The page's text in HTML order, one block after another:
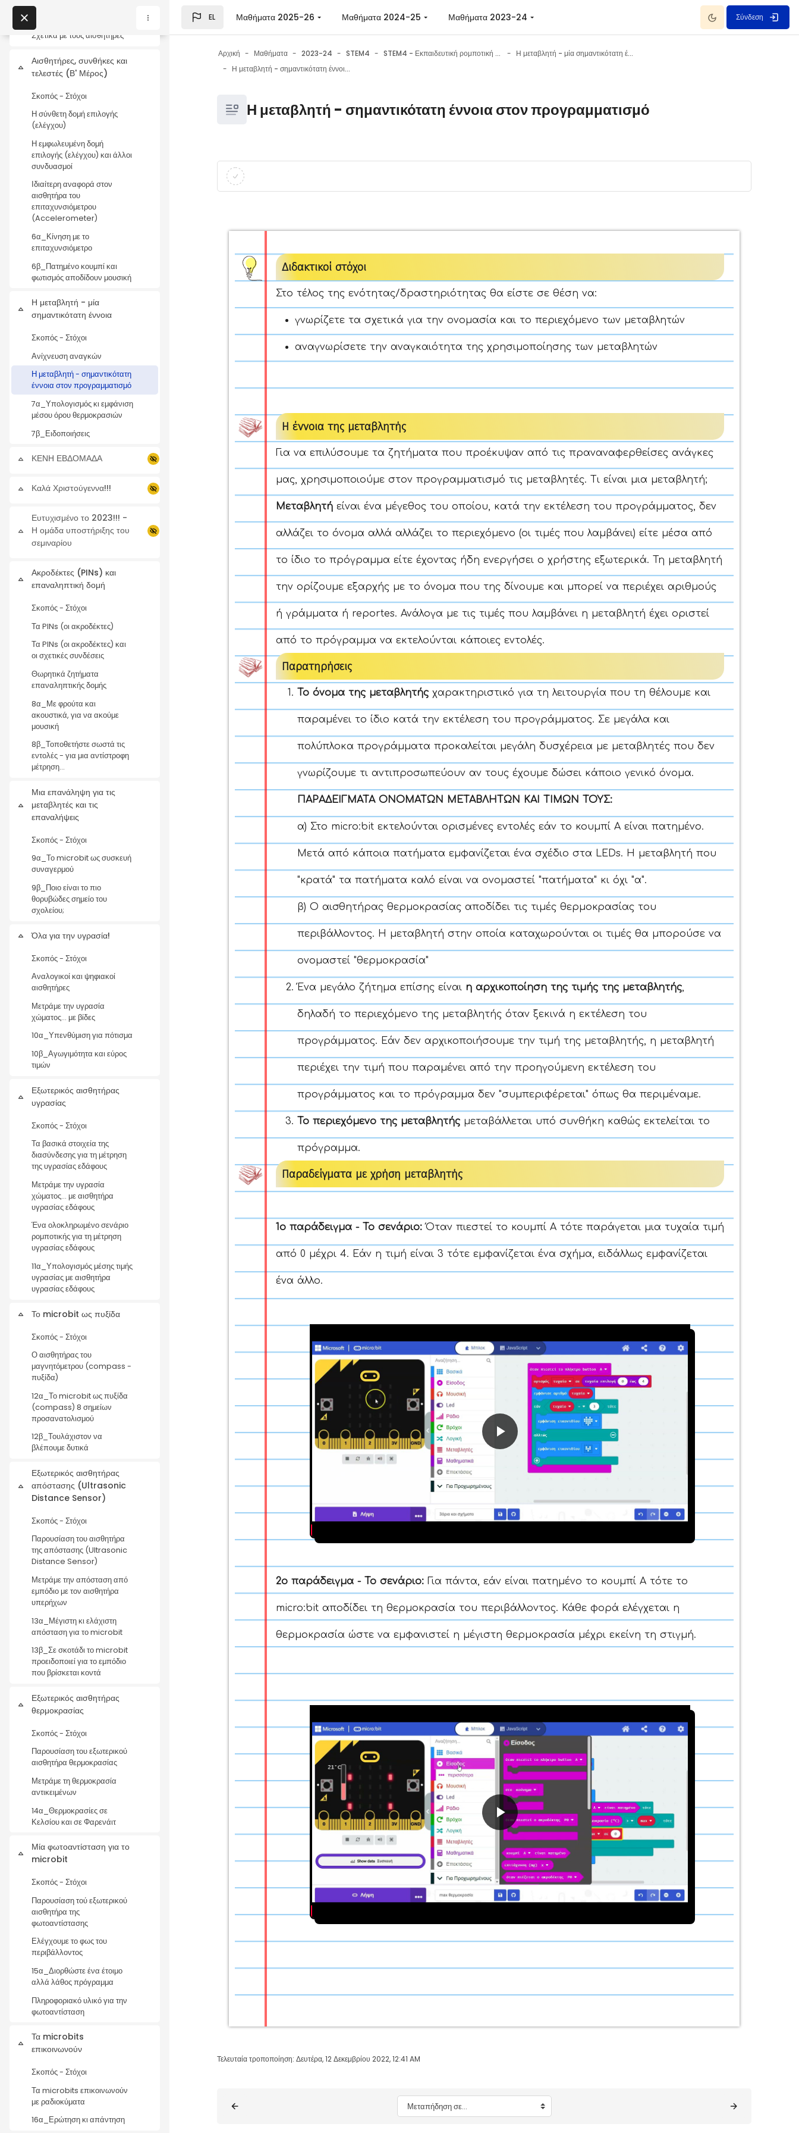
ΜπλοκMy Courses
Μπλοκ
5β_Το μικρόφωνο αποδίδει
Σχετικά με τους αισθητήρες
Σύμπτυξη
Αισθητήρες, συνθήκες και
τελεστές (Β' Μέρος)
Σκοπός - Στόχοι
Η σύνθετη δομή επιλογής
(ελέγχου)
Η εμφωλευμένη δομή
επιλογής (ελέγχου) και άλλοι
συνδυασμοί
Ιδιαίτερη αναφορά στον
αισθητήρα του
επιταχυνσιόμετρου
(Accelerometer)
6α_Κίνηση με το
επιταχυνσιόμετρο
6β_Πατημένο κουμπί και
φωτισμός αποδίδουν μουσική
Σύμπτυξη
Η μεταβλητή - μία
σημαντικότατη έννοια
Σκοπός - Στόχοι
Ανίχνευση αναγκών
Η μεταβλητή - σημαντικότατη
έννοια στον προγραμματισμό
7α_Υπολογισμός κι εμφάνιση
μέσου όρου θερμοκρασιών
7β_Ειδοποιήσεις
Σύμπτυξη
ΚΕΝΗ ΕΒΔΟΜΑΔΑ
Σύμπτυξη
Καλά Χριστούγεννα!!!
Σύμπτυξη
Ευτυχισμένο το 2023!!! -
Η ομάδα υποστήριξης του
σεμιναρίου
Σύμπτυξη
Ακροδέκτες (PINs) και
επαναληπτική δομή
Σκοπός - Στόχοι
Τα PINs (οι ακροδέκτες)
Τα PINs (οι ακροδέκτες) και
οι σχετικές συνδέσεις
Θωρητικά ζητήματα
επαναληπτικής δομής
8α_Με φρούτα και
ακουστικά, για να ακούμε
μουσική
8β_Τοποθετήστε σωστά τις
εντολές - για μια αντίστροφη
μέτρηση...
Σύμπτυξη
Μια επανάληψη για τις
μεταβλητές και τις
επαναλήψεις
Σκοπός - Στόχοι
9α_Το microbit ως συσκευή
συναγερμού
9β_Ποιο είναι το πιο
θορυβώδες σημείο του
σχολείου;
Σύμπτυξη
Όλα για την υγρασία!
Σκοπός - Στόχοι
Αναλογικοί και ψηφιακοί
αισθητήρες
Μετράμε την υγρασία
χώματος... με βίδες
10α_Υπενθύμιση για πότισμα
10β_Αγωγιμότητα και εύρος
τιμών
Σύμπτυξη
Εξωτερικός αισθητήρας
υγρασίας
Σκοπός - Στόχοι
Τα βασικά στοιχεία της
διασύνδεσης για τη μέτρηση
της υγρασίας εδάφους
Μετράμε την υγρασία
χώματος... με αισθητήρα
υγρασίας εδάφους
Ένα ολοκληρωμένο σενάριο
ρομποτικής για τη μέτρηση
υγρασίας εδάφους
11α_Υπολογισμός μέσης τιμής
υγρασίας με αισθητήρα
υγρασίας εδάφους
Σύμπτυξη
Το microbit ως πυξίδα
Σκοπός - Στόχοι
Ο αισθητήρας του
μαγνητόμετρου (compass -
πυξίδα)
12α_Το microbit ως πυξίδα
(compass) 8 σημείων
προσανατολισμού
12β_Τουλάχιστον να
βλέπουμε δυτικά
Σύμπτυξη
Εξωτερικός αισθητήρας
απόστασης (Ultrasonic
Distance Sensor)
Σκοπός - Στόχοι
Παρουσίαση του αισθητήρα
της απόστασης (Ultrasonic
Distance Sensor)
Μετράμε την απόσταση από
εμπόδιο με τον αισθητήρα
υπερήχων
13α_Μέγιστη κι ελάχιστη
απόσταση για το microbit
13β_Σε σκοτάδι το microbit
προειδοποιεί για το εμπόδιο
που βρίσκεται κοντά
Σύμπτυξη
Εξωτερικός αισθητήρας
θερμοκρασίας
Σκοπός - Στόχοι
Παρουσίαση του εξωτερικού
αισθητήρα θερμοκρασίας
Μετράμε τη θερμοκρασία
αντικειμένων
14α_Θερμοκρασίες σε
Κελσίου και σε Φαρενάιτ
Σύμπτυξη
Μία φωτοαντίσταση για το
microbit
Σκοπός - Στόχοι
Παρουσίαση τού εξωτερικού
αισθητήρα της
φωτοαντίστασης
Ελέγχουμε το φως του
περιβάλλοντος
15α_Διορθώστε ένα έτοιμο
αλλά λάθος πρόγραμμα
Πληροφοριακό υλικό για την
φωτοαντίσταση
Σύμπτυξη
Τα microbits
επικοινωνούν
Σκοπός - Στόχοι
Τα microbits επικοινωνούν
με ραδιοκύματα
16α_Ερώτηση κι απάντηση
EL Μαθήματα 2025-26 Μαθήματα 2024-25 Μαθήματα 2023-24 Dark Mode
Σύνδεση
Αρχική Μαθήματα 2023-24 STEM4 STEM4 - Εκπαιδευτική ρομποτική με το Micro:bit
Η μεταβλητή - μία σημαντικότατη έννοια
Η μεταβλητή - σημαντικότατη έννοια στον προγραμματισμό
ΜπλοκΗ μεταβλητή - σημαντικότατη έννοια στον προγραμματισμό
Μπλοκ
Απαιτήσεις ολοκλήρωσης
Διδακτικοί στόχοι
Στο τέλος της ενότητας/δραστηριότητας θα είστε σε θέση να:
γνωρίζετε τα σχετικά για την ονομασία και το περιεχόμενο των μεταβλητών
αναγνωρίσετε την αναγκαιότητα της χρησιμοποίησης των μεταβλητών
Η έννοια της μεταβλητής
Για να επιλύσουμε τα ζητήματα που προέκυψαν από τις πραναναφερθείσες ανάγκες
μας, χρησιμοποιούμε στον προγραμματισμό τις μεταβλητές. Τι είναι μια μεταβλητή;
Μεταβλητή είναι ένα μέγεθος του οποίου, κατά την εκτέλεση του προγράμματος, δεν
αλλάζει το όνομα αλλά αλλάζει το περιεχόμενο (οι τιμές που λαμβάνει) είτε μέσα από
το ίδιο το πρόγραμμα είτε έχοντας ήδη ενεργήσει ο χρήστης εξωτερικά. Τη μεταβλητή
την ορίζουμε εξαρχής με το όνομα που της δίνουμε και μπορεί να περιέχει αριθμούς
ή γράμματα ή reportes. Ανάλογα με τις τιμές που λαμβάνει η μεταβλητή έχει οριστεί
από το πρόγραμμα να εκτελούνται κάποιες εντολές.
Παρατηρήσεις
Το όνομα της μεταβλητής χαρακτηριστικό για τη λειτουργία που τη θέλουμε και
παραμένει το ίδιο κατά την εκτέλεση του προγράμματος. Σε μεγάλα και
πολύπλοκα προγράμματα προκαλείται μεγάλη δυσχέρεια με μεταβλητές που δεν
γνωρίζουμε τι αντιπροσωπεύουν αν τους έχουμε δώσει κάποιο γενικό όνομα.
ΠΑΡΑΔΕΙΓΜΑΤΑ ΟΝΟΜΑΤΩΝ ΜΕΤΑΒΛΗΤΩΝ ΚΑΙ ΤΙΜΩΝ ΤΟΥΣ:
α) Στο micro:bit εκτελούνται ορισμένες εντολές εάν το κουμπί Α είναι πατημένο.
Μετά από κάποια πατήματα εμφανίζεται ένα σχέδιο στα LEDs. Η μεταβλητή που
"κρατά" τα πατήματα καλό είναι να ονομαστεί "πατήματα" κι όχι "α".
β) Ο αισθητήρας θερμοκρασίας αποδίδει τις τιμές θερμοκρασίας του
περιβάλλοντος. Η μεταβλητή στην οποία καταχωρούνται οι τιμές θα μπορούσε να
ονομαστεί "θερμοκρασία"
Ένα μεγάλο ζήτημα επίσης είναι η αρχικοποίηση της τιμής της μεταβλητής,
δηλαδή το περιεχόμενο της μεταβλητής όταν ξεκινά η εκτέλεση του
προγράμματος. Εάν δεν αρχικοποιήσουμε την τιμή της μεταβλητής, η μεταβλητή
περιέχει την τιμή που παραμένει από την προηγούμενη εκτέλεση του
προγράμματος και το πρόγραμμα δεν "συμπεριφέρεται" όπως θα περιμέναμε.
Το περιεχόμενο της μεταβλητής μεταβάλλεται υπό συνθήκη καθώς εκτελείται το
πρόγραμμα.
Παραδείγματα με χρήση μεταβλητής
1ο παράδειγμα - Το σενάριο:Όταν πιεστεί το κουμπί Α τότε παράγεται μια τυχαία τιμή
από 0 μέχρι 4. Εάν η τιμή είναι 3 τότε εμφανίζεται ένα σχήμα, ειδάλλως εμφανίζεται
ένα άλλο.
Αναπαραγωγή
βίντεο
2ο παράδειγμα - Το σενάριο: Για πάντα, εάν είναι πατημένο το κουμπί Α τότε το
micro:bit αποδίδει τη θερμοκρασία του περιβάλλοντος. Κάθε φορά ελέγχεται η
θερμοκρασία ώστε να εμφανιστεί η μέγιστη θερμοκρασία μέχρι εκείνη τη στιγμή.
Αναπαραγωγή
βίντεο
Τελευταία τροποποίηση: Δευτέρα, 12 Δεκεμβρίου 2022, 12:41 AM
Μπλοκ Μεταπήδηση σε...